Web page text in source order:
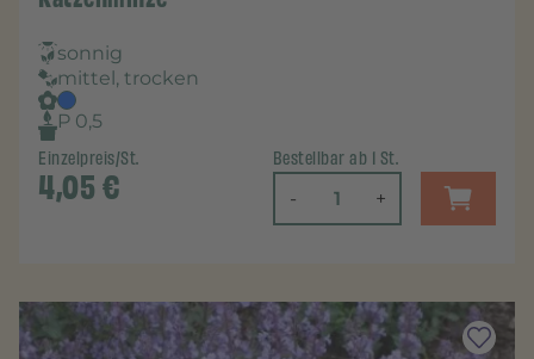
sonnig
mittel, trocken
P 0,5
Einzelpreis/St.
4,05€
Bestellbar ab 1 St.
- +